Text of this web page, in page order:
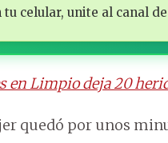
celular, unite al canal
en Limpio deja 20
quedó por unos